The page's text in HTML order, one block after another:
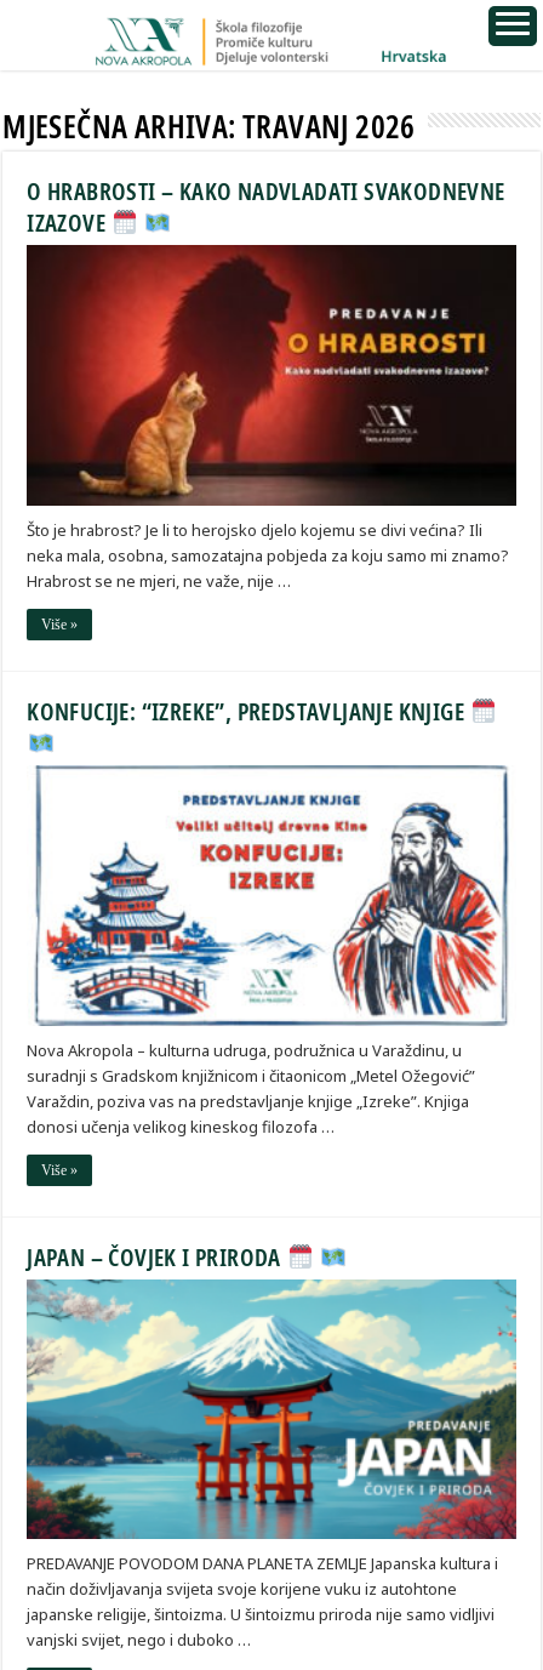
MJESEČNA ARHIVA:TRAVANJ 2026
O HRABROSTI – KAKO NADVLADATI SVAKODNEVNE
IZAZOVE
Što je hrabrost? Je li to herojsko djelo kojemu se divi većina? Ili
neka mala, osobna, samozatajna pobjeda za koju samo mi znamo?
Hrabrost se ne mjeri, ne važe, nije …
Više »
KONFUCIJE: “IZREKE”, PREDSTAVLJANJE KNJIGE
Nova Akropola – kulturna udruga, podružnica u Varaždinu, u
suradnji s Gradskom knjižnicom i čitaonicom „Metel Ožegović”
Varaždin, poziva vas na predstavljanje knjige „Izreke”. Knjiga
donosi učenja velikog kineskog filozofa …
Više »
JAPAN – ČOVJEK I PRIRODA
PREDAVANJE POVODOM DANA PLANETA ZEMLJE Japanska kultura i
način doživljavanja svijeta svoje korijene vuku iz autohtone
japanske religije, šintoizma. U šintoizmu priroda nije samo vidljivi
vanjski svijet, nego i duboko …